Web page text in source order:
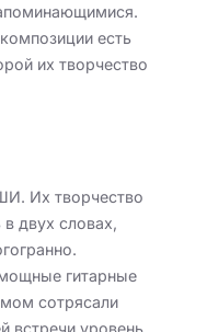
есть
их творчество
Их творчество
двух словах,
гитарные
сотрясали
встречи уровень